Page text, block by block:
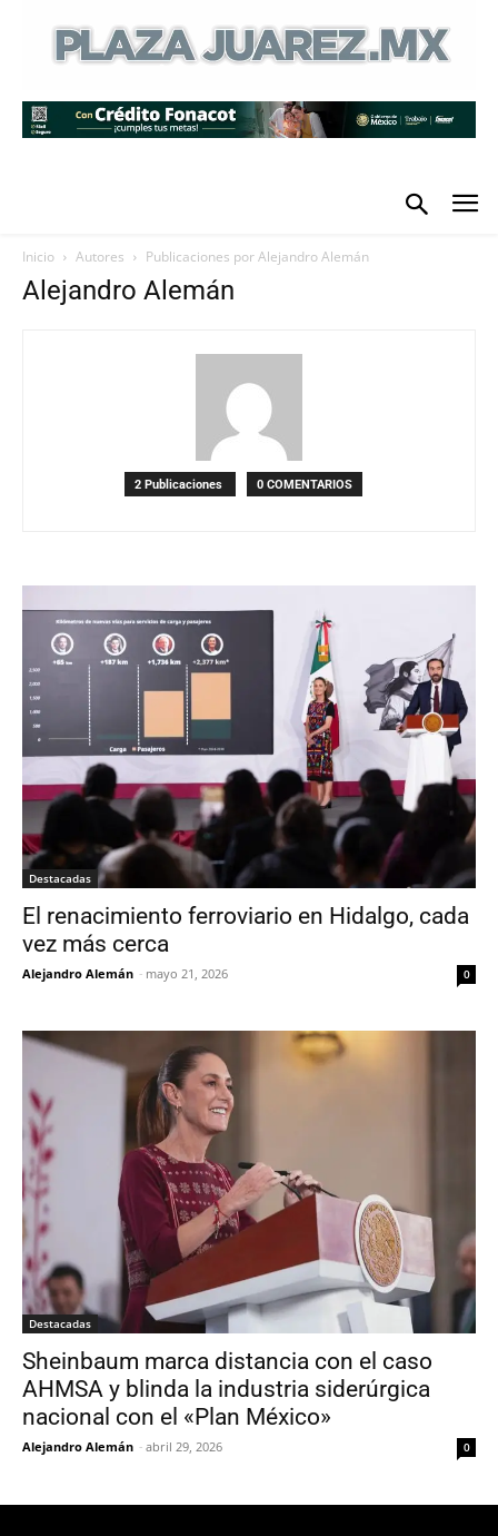
Inicio Autores Publicaciones por Alejandro Alemán
Alejandro Alemán
2 Publicaciones 0 COMENTARIOS
Destacadas
El renacimiento ferroviario en Hidalgo, cada
vez más cerca
Alejandro Alemán - mayo 21, 2026 0
Destacadas
Sheinbaum marca distancia con el caso
AHMSA y blinda la industria siderúrgica
nacional con el «Plan México»
Alejandro Alemán - abril 29, 2026 0